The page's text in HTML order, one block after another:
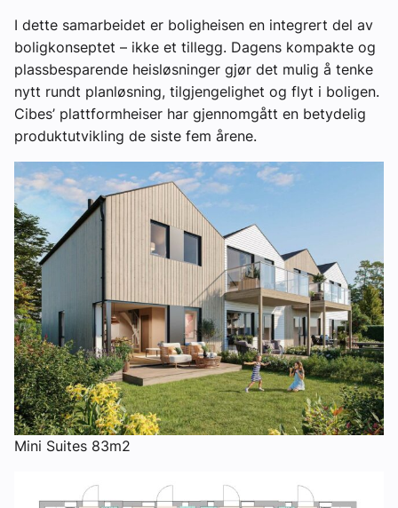
I dette samarbeidet er boligheisen en integrert del av
boligkonseptet – ikke et tillegg. Dagens kompakte og
plassbesparende heisløsninger gjør det mulig å tenke
nytt rundt planløsning, tilgjengelighet og flyt i boligen.
Cibes’ plattformheiser har gjennomgått en betydelig
produktutvikling de siste fem årene.
Mini Suites 83m2